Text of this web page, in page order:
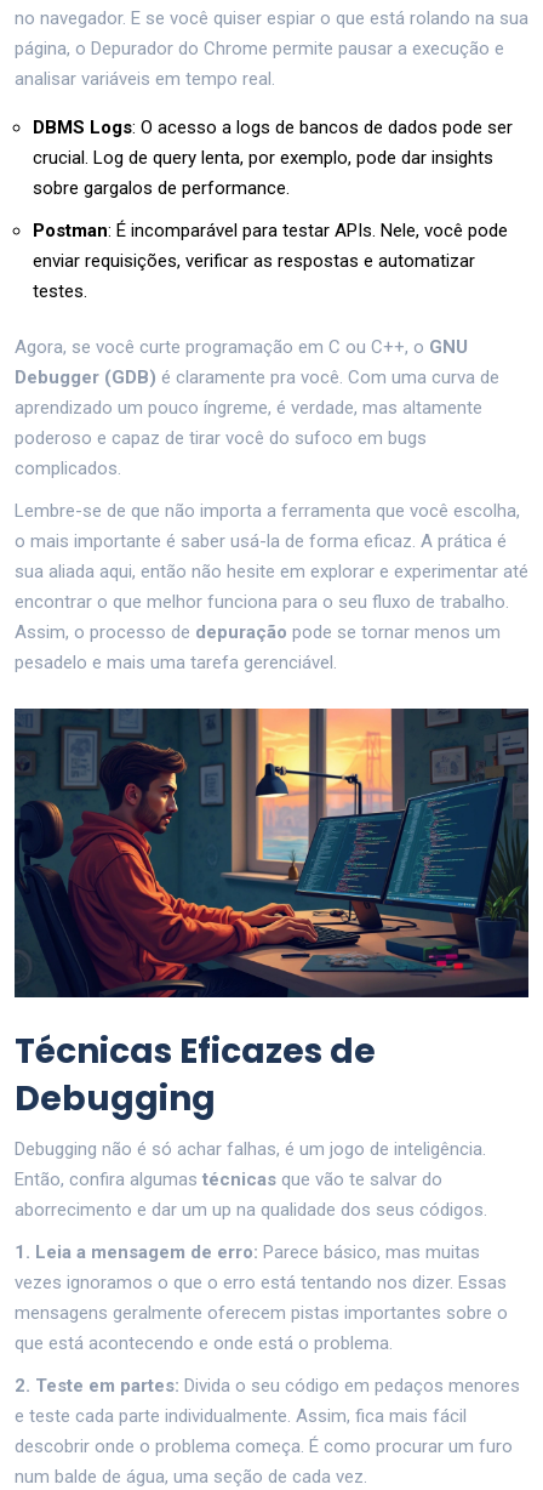
no navegador. E se você quiser espiar o que está rolando na sua
página, o Depurador do Chrome permite pausar a execução e
analisar variáveis em tempo real.
DBMS Logs: O acesso a logs de bancos de dados pode ser
crucial. Log de query lenta, por exemplo, pode dar insights
sobre gargalos de performance.
Postman: É incomparável para testar APIs. Nele, você pode
enviar requisições, verificar as respostas e automatizar
testes.
Agora, se você curte programação em C ou C++, o GNU
Debugger (GDB) é claramente pra você. Com uma curva de
aprendizado um pouco íngreme, é verdade, mas altamente
poderoso e capaz de tirar você do sufoco em bugs
complicados.
Lembre-se de que não importa a ferramenta que você escolha,
o mais importante é saber usá-la de forma eficaz. A prática é
sua aliada aqui, então não hesite em explorar e experimentar até
encontrar o que melhor funciona para o seu fluxo de trabalho.
Assim, o processo de depuração pode se tornar menos um
pesadelo e mais uma tarefa gerenciável.
Técnicas Eficazes de
Debugging
Debugging não é só achar falhas, é um jogo de inteligência.
Então, confira algumas técnicas que vão te salvar do
aborrecimento e dar um up na qualidade dos seus códigos.
1. Leia a mensagem de erro: Parece básico, mas muitas
vezes ignoramos o que o erro está tentando nos dizer. Essas
mensagens geralmente oferecem pistas importantes sobre o
que está acontecendo e onde está o problema.
2. Teste em partes: Divida o seu código em pedaços menores
e teste cada parte individualmente. Assim, fica mais fácil
descobrir onde o problema começa. É como procurar um furo
num balde de água, uma seção de cada vez.